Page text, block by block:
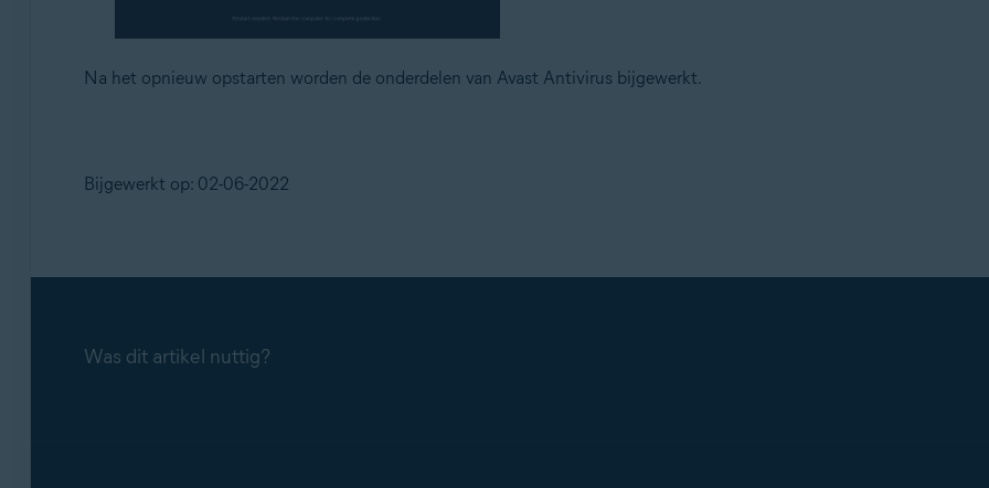
Na het opnieuw opstarten worden de onderdelen van Avast Antivirus bijgewerkt.
Bijgewerkt op: 02-06-2022
Was dit artikel nuttig?